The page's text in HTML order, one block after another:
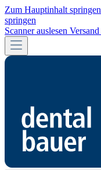
Zum Hauptinhalt springen
springen
Scanner auslesen Versand